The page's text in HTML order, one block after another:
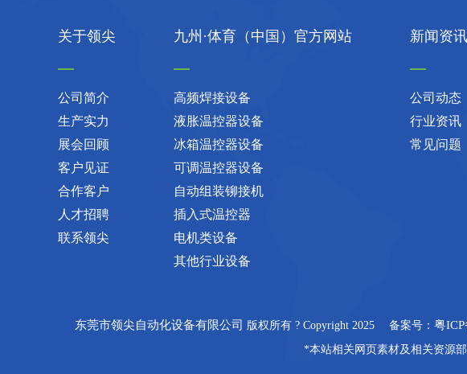
关于领尖
公司简介
生产实力
展会回顾
客户见证
合作客户
人才招聘
联系领尖
九州·体育（中国）官方网站
高频焊接设备
液胀温控器设备
冰箱温控器设备
可调温控器设备
自动组装铆接机
插入式温控器
电机类设备
其他行业设备
新闻资讯
公司动态
行业资讯
常见问题
东莞市领尖自动化设备有限公司 版权所有 ? Copyright 2025 备案号： 粤
*本站相关网页素材及相关资源